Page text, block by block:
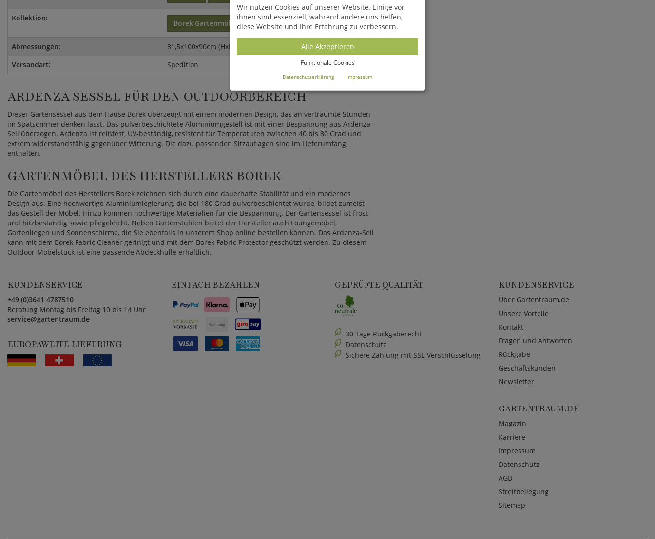
Kollektion:
Borek Gartenmöbel
Abmessungen:
81,5x100x90cm (HxBxT)
Versandart:
Spedition
ARDENZA SESSEL FÜR DEN OUTDOORBEREICH
Dieser Gartensessel aus dem Hause Borek überzeugt mit einem modernen Design, das an verträumte Stunden
im Spätsommer denken lässt. Das pulverbeschichtete Aluminiumgestell ist mit einer Bespannung aus Ardenza-
Seil überzogen. Ardenza ist reißfest, UV-beständig, resistent für Temperaturen zwischen 40 bis 80 Grad und
extrem widerstandsfähig gegenüber Witterung. Die dazu passenden Sitzauflagen sind im Lieferumfang
enthalten.
GARTENMÖBEL DES HERSTELLERS BOREK
Die Gartenmöbel des Herstellers Borek zeichnen sich durch eine dauerhafte Stabilität und ein modernes
Design aus. Eine hochwertige Aluminiumlegierung, die bei 180 Grad pulverbeschichtet wurde, bildet zumeist
das Gestell der Möbel. Hinzu kommen hochwertige Materialien für die Bespannung. Der Gartensessel ist frost-
und hitzbeständig sowie pflegeleicht. Neben Gartenstühlen bietet der Hersteller auch Loungemöbel,
Gartenliegen und Sonnenschirme, die Sie ebenfalls in unserem Shop online bestellen können. Das Ardenza-Seil
kann mit dem Borek Fabric Cleaner gerinigt und mit dem Borek Fabric Protector geschützt werden. Zu diesem
Outdoor-Möbelstück ist eine passende Abdeckhülle erhältlich.
KUNDENSERVICE
+49 (0)3641 4787510
Beratung Montag bis Freitag 10 bis 14 Uhr
service@gartentraum.de
EUROPAWEITE LIEFERUNG
EINFACH BEZAHLEN GEPRÜFTE QUALITÄT
30 Tage Rückgaberecht
Datenschutz
Sichere Zahlung mit SSL-Verschlüsselung
KUNDENSERVICE
Über Gartentraum.de
Unsere Vorteile
Kontakt
Fragen und Antworten
Rückgabe
Geschäftskunden
Newsletter
GARTENTRAUM.DE
Magazin
Karriere
Impressum
Datenschutz
AGB
Streitbeilegung
Sitemap
Wir nutzen Cookies auf unserer Website. Einige von
ihnen sind essenziell, während andere uns helfen,
diese Website und Ihre Erfahrung zu verbessern.
Alle Akzeptieren
Funktionale Cookies
Datenschutzerklärung Impressum